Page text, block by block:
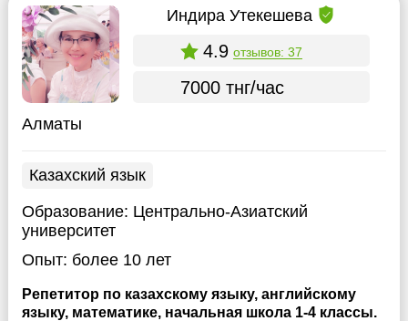
Индира Утекешева
4.9 отзывов: 37
7000 тнг/час
Алматы
Казахский язык
Образование: Центрально-Азиатский
университет
Опыт: более 10 лет
Репетитор по казахскому языку, английскому
языку, математике, начальная школа 1-4 классы.